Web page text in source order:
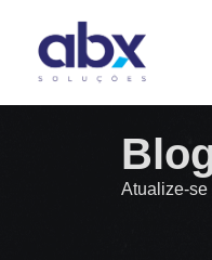
Atualize-se